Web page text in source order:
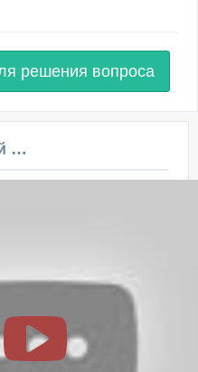
решения вопроса
Полезный небольшой видеоурок по этой теме